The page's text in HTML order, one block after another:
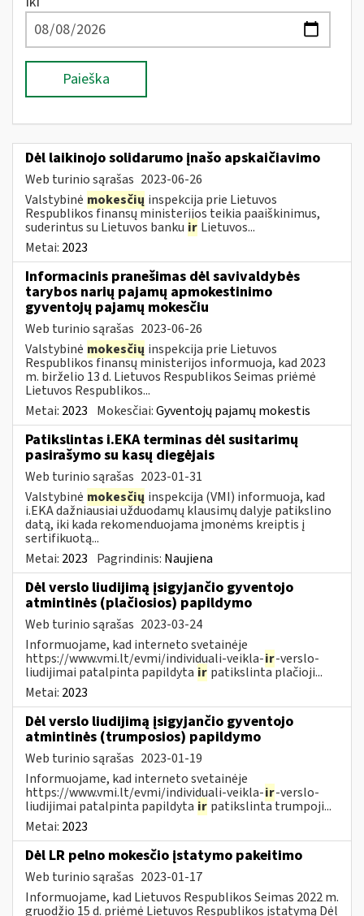
Paieška
Dėl laikinojo solidarumo įnašo apskaičiavimo
Web turinio sąrašas 2023-06-26
Valstybinė mokesčių inspekcija prie Lietuvos
Respublikos finansų ministerijos teikia paaiškinimus,
suderintus su Lietuvos banku ir Lietuvos...
Metai: 2023
Informacinis pranešimas dėl savivaldybės
tarybos narių pajamų apmokestinimo
gyventojų pajamų mokesčiu
Web turinio sąrašas 2023-06-26
Valstybinė mokesčių inspekcija prie Lietuvos
Respublikos finansų ministerijos informuoja, kad 2023
m. birželio 13 d. Lietuvos Respublikos Seimas priėmė
Lietuvos Respublikos...
Metai: 2023 Mokesčiai:Gyventojų pajamų mokestis
Patikslintas i.EKA terminas dėl susitarimų
pasirašymo su kasų diegėjais
Web turinio sąrašas 2023-01-31
Valstybinė mokesčių inspekcija (VMI) informuoja, kad
i.EKA dažniausiai užduodamų klausimų dalyje patikslino
datą, iki kada rekomenduojama įmonėms kreiptis į
sertifikuotą...
Metai: 2023 Pagrindinis: Naujiena
Dėl verslo liudijimą įsigyjančio gyventojo
atmintinės (plačiosios) papildymo
Web turinio sąrašas 2023-03-24
Informuojame, kad interneto svetainėje
https://www.vmi.lt/evmi/individuali-veikla-ir-verslo-
liudijimai patalpinta papildyta ir patikslinta plačioji...
Metai: 2023
Dėl verslo liudijimą įsigyjančio gyventojo
atmintinės (trumposios) papildymo
Web turinio sąrašas 2023-01-19
Informuojame, kad interneto svetainėje
https://www.vmi.lt/evmi/individuali-veikla-ir-verslo-
liudijimai patalpinta papildyta ir patikslinta trumpoji...
Metai: 2023
Dėl LR pelno mokesčio įstatymo pakeitimo
Web turinio sąrašas 2023-01-17
Informuojame, kad Lietuvos Respublikos Seimas 2022 m.
gruodžio 15 d. priėmė Lietuvos Respublikos įstatymą Dėl